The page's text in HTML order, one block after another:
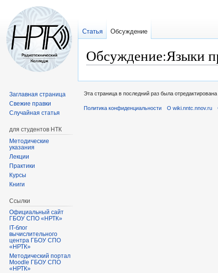
Обсуждение:Языки
Статья Обсуждение
Заглавная страница
Свежие правки
Случайная статья
для студентов НТК
Методические
указания
Лекции
Практики
Курсы
Книги
Ссылки
Официальный сайт
ГБОУ СПО «НРТК»
IT-блог
вычислительного
центра ГБОУ СПО
«НРТК»
Методический портал
Moodle ГБОУ СПО
«НРТК»
Эта страница в последний раз была
Политика конфиденциальности О wiki.nntc.nnov.ru